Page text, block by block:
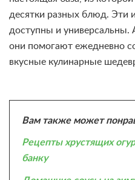
десятки разных блюд. Эти
доступны и универсальны.
они помогают ежедневно
вкусные кулинарные
Вам также может
Рецепты хрустящих
банку